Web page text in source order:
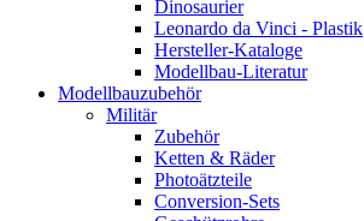
Dinosaurier
Leonardo da Vinci - Plastik
Hersteller-Kataloge
Modellbau-Literatur
Modellbauzubehör
Militär
Zubehör
Ketten & Räder
Photoätzteile
Conversion-Sets